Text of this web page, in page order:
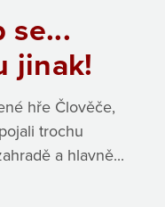
se...
jinak!
hře Člověče,
trochu
a hlavně...